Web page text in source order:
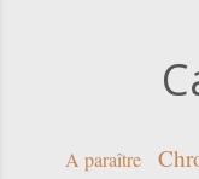
A paraître